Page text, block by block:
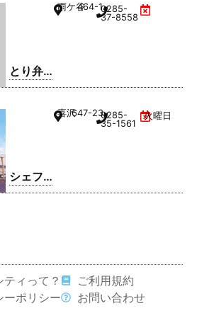
とり弁
鶏 小山
雨ケ谷464-10285-
37-8558
シェフ
レ
喜沢647-230285-
35-1561
火曜日
ティって？
ご利用規約
ーポリシー
お問い合わせ